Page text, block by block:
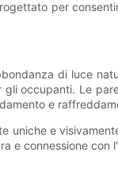
per
di luce
occupanti. Le
e
uniche e
e connessione con